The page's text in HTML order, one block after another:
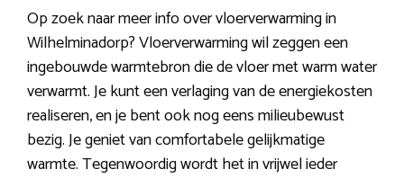
Op zoek naar meer info over vloerverwarming in
Wilhelminadorp? Vloerverwarming wil zeggen een
ingebouwde warmtebron die de vloer met warm water
verwarmt. Je kunt een verlaging van de energiekosten
realiseren, en je bent ook nog eens milieubewust
bezig. Je geniet van comfortabele gelijkmatige
warmte. Tegenwoordig wordt het in vrijwel ieder